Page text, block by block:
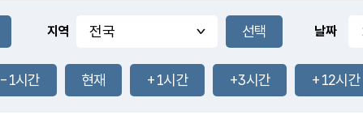
-mm
-mm
27.6
℃
29.2℃
1.0m/s
-mm
-mm
지역 날짜
-1시간 현재 +1시간 +3시간 +12시간